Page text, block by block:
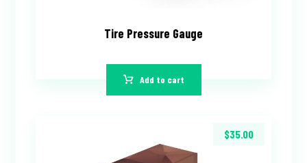
Tire Pressure Gauge
Add to cart
$35.00